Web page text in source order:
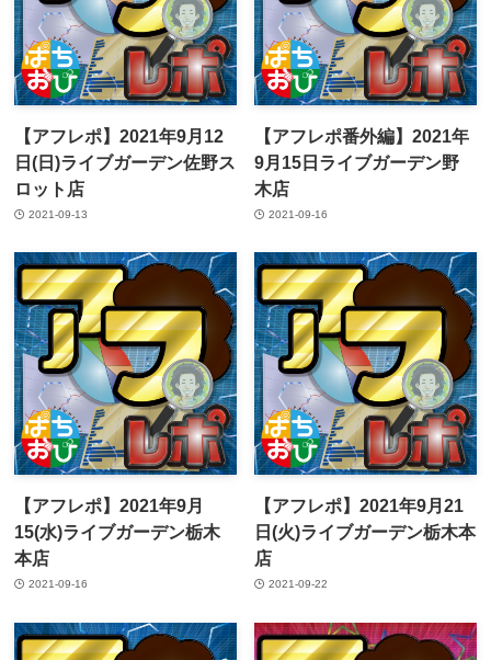
【アフレポ】2021年9月12
日(日)ライブガーデン佐野ス
ロット店
2021-09-13
【アフレポ番外編】2021年
9月15日ライブガーデン野
木店
2021-09-16
【アフレポ】2021年9月
15(水)ライブガーデン栃木
本店
2021-09-16
【アフレポ】2021年9月21
日(火)ライブガーデン栃木本
店
2021-09-22